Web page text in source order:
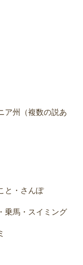
ア州（複数の説あ
と・さんぽ
乗馬・スイミング